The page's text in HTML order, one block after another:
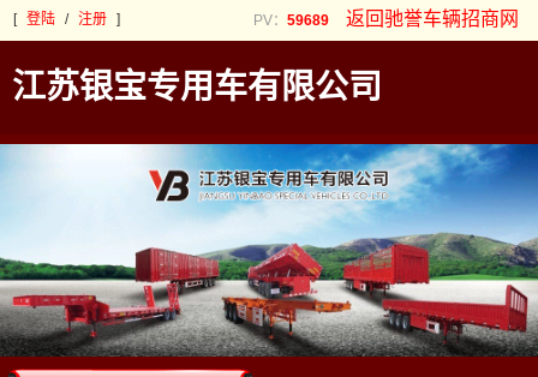
PV： 59689 返回驰誉车辆招商网
[ 登陆 / 注册 ]
江苏银宝专用车有限公司